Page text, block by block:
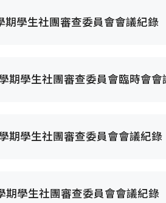
期學生社團審查委員會會議紀錄
期學生社團審查委員會臨時會會
期學生社團審查委員會會議紀錄
期學生社團審查委員會會議紀錄